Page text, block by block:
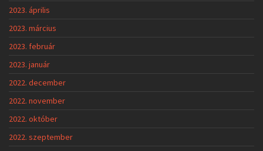
2023. április
2023. március
2023. február
2023. január
2022. december
2022. november
2022. október
2022. szeptember